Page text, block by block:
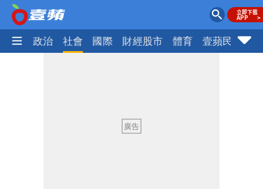
生活 政治 社會 國際 財經股市 體育 壹蘋民調
回1句笑翻10萬人
白海豚不放假「跟巴威差別在這裡」 蔣